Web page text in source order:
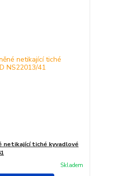
netikající tiché kyvadlové
Skladem